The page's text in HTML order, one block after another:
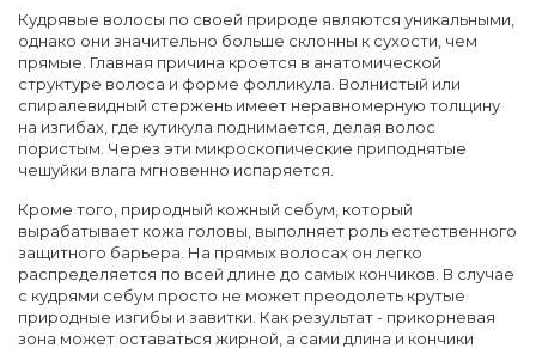
Кудрявые волосы по своей природе являются уникальными,
однако они значительно больше склонны к сухости, чем
прямые. Главная причина кроется в анатомической
структуре волоса и форме фолликула. Волнистый или
спиралевидный стержень имеет неравномерную толщину
на изгибах, где кутикула поднимается, делая волос
пористым. Через эти микроскопические приподнятые
чешуйки влага мгновенно испаряется.
Кроме того, природный кожный себум, который
вырабатывает кожа головы, выполняет роль естественного
защитного барьера. На прямых волосах он легко
распределяется по всей длине до самых кончиков. В случае
с кудрями себум просто не может преодолеть крутые
природные изгибы и завитки. Как результат - прикорневая
зона может оставаться жирной, а сами длина и кончики